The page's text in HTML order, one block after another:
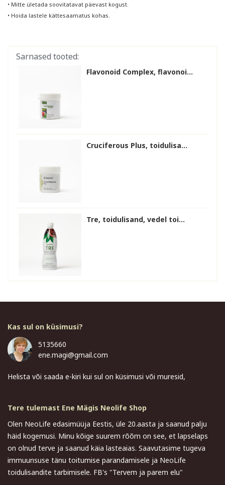
• Mitte ületada soovitatavat päevast kogust.
• Hoida lastele kättesaamatus kohas.
Sarnased tooted:
Flavonoid Complex, flavonoi...
Cruciferous Plus, toidulisa...
Tre, toidulisand, vedel toi...
Kas sul on küsimusi?
5135660
ene.magi@gmail.com
Helista või saada e-kiri kui sul on küsimusi või muresid,
Tere tulemast Ene Mägis Neolife Shop
Olen NeoLife edasimüüja Eestis, üle 20.aasta ja saanud palju
häid kogemusi. Minu kõige suurem rõõm on see, et lapselaps
on olnud terve ja saanud käia lasteaias. Saavutasime tugeva
immuunsuse tänu toitumise parandamisele ja NeoLife
toidulisandite tarbimisele. FB's "Tervem ja parem elu"